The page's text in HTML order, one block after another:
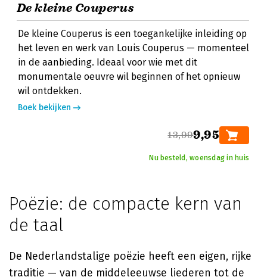
De kleine Couperus
De kleine Couperus is een toegankelijke inleiding op
het leven en werk van Louis Couperus — momenteel
in de aanbieding. Ideaal voor wie met dit
monumentale oeuvre wil beginnen of het opnieuw
wil ontdekken.
Boek bekijken
13,999,95
Nu besteld, woensdag in huis
Poëzie: de compacte kern van
de taal
De Nederlandstalige poëzie heeft een eigen, rijke
traditie — van de middeleeuwse liederen tot de